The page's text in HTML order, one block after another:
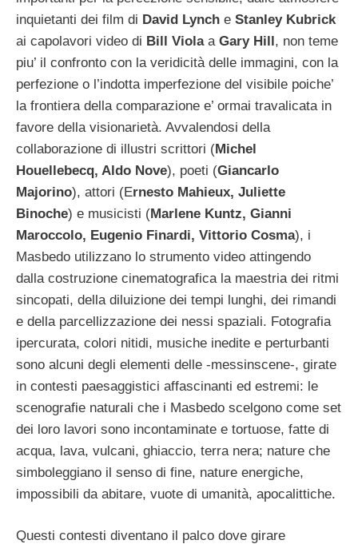
inquietanti dei film di David Lynch e Stanley Kubrick
ai capolavori video di Bill Viola a Gary Hill, non teme
piu’ il confronto con la veridicità delle immagini, con la
perfezione o l’indotta imperfezione del visibile poiche’
la frontiera della comparazione e’ ormai travalicata in
favore della visionarietà. Avvalendosi della
collaborazione di illustri scrittori (Michel
Houellebecq, Aldo Nove), poeti (Giancarlo
Majorino), attori (Ernesto Mahieux, Juliette
Binoche) e musicisti (Marlene Kuntz, Gianni
Maroccolo, Eugenio Finardi, Vittorio Cosma), i
Masbedo utilizzano lo strumento video attingendo
dalla costruzione cinematografica la maestria dei ritmi
sincopati, della diluizione dei tempi lunghi, dei rimandi
e della parcellizzazione dei nessi spaziali. Fotografia
ipercurata, colori nitidi, musiche inedite e perturbanti
sono alcuni degli elementi delle -messinscene-, girate
in contesti paesaggistici affascinanti ed estremi: le
scenografie naturali che i Masbedo scelgono come set
dei loro lavori sono incontaminate e tortuose, fatte di
acqua, lava, vulcani, ghiaccio, terra nera; nature che
simboleggiano il senso di fine, nature energiche,
impossibili da abitare, vuote di umanità, apocalittiche.
Questi contesti diventano il palco dove girare